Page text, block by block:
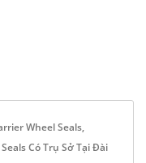
Wheel Seals,
Có Trụ Sở Tại Đài